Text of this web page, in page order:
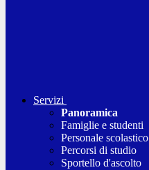
Servizi
Panoramica
Famiglie e studenti
Personale scolastico
Percorsi di studio
Sportello d'ascolto